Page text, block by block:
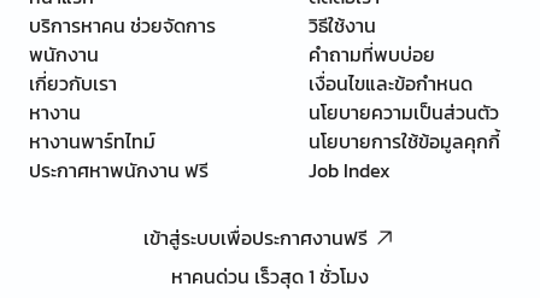
บริการหาคน ช่วยจัดการ
พนักงาน
เกี่ยวกับเรา
หางาน
หางานพาร์ทไทม์
ประกาศหาพนักงาน ฟรี
วิธีใช้งาน
คำถามที่พบบ่อย
เงื่อนไขและข้อกำหนด
นโยบายความเป็นส่วนตัว
นโยบายการใช้ข้อมูลคุกกี้
Job Index
เข้าสู่ระบบเพื่อประกาศงานฟรี
หาคนด่วน เร็วสุด 1 ชั่วโมง